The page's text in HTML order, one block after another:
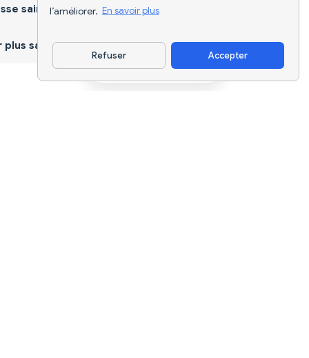
l’améliorer. En savoir plus
Refuser Accepter
Télécharger l'appli
saine
sain